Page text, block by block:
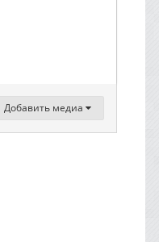
Добавить медиа